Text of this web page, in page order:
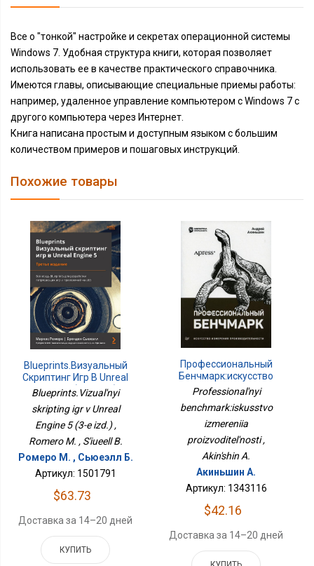
Все о "тонкой" настройке и секретах операционной системы
Windows 7. Удобная структура книги, которая позволяет
использовать ее в качестве практического справочника.
Имеются главы, описывающие специальные приемы работы:
например, удаленное управление компьютером с Windows 7 с
другого компьютера через Интернет.
Книга написана простым и доступным языком с большим
количеством примеров и пошаговых инструкций.
Похожие товары
Blueprints.Визуальный
Скриптинг Игр В Unreal
Engine 5 (3-Е Изд.)
Blueprints.Vizual'nyi
skripting igr v Unreal
Engine 5 (3-e izd.) ,
Romero M. , S'iueell B.
Ромеро М. , Сьюеэлл Б.
Артикул: 1501791
$63.73
Доставка за 14–20 дней
КУПИТЬ
Профессиональный
Бенчмарк:искусство
Измерения
Производительности
Professional'nyi
benchmark:iskusstvo
izmereniia
proizvoditel'nosti ,
Akin'shin A.
Акиньшин А.
Артикул: 1343116
$42.16
Доставка за 14–20 дней